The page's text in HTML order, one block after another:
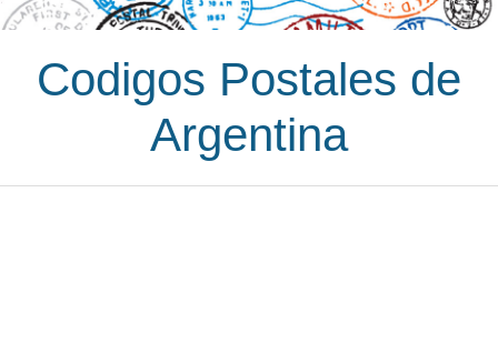
Codigos Postales de
Argentina